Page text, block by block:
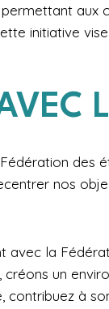
initiative
nos
avec la
un
à